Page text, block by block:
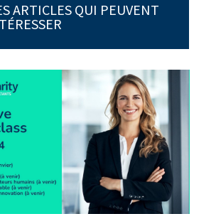
ARTICLES QUI PEUVENT